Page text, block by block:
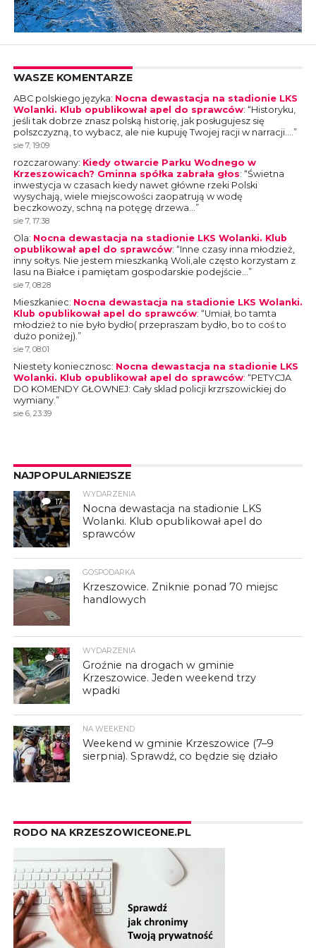
WASZE KOMENTARZE
ABC polskiego języka: Nocna dewastacja na stadionie LKS
Wolanki. Klub opublikował apel do sprawców: “Historyku,
jeśli tak dobrze znasz polską historię, jak posługujesz się
polszczyzną, to wybacz, ale nie kupuję Twojej racji w narracji.… ”
sie 7, 19:09
rozczarowany: Kiedy otwarcie Parku Wodnego w
Krzeszowicach? Gminna spółka zabrała głos: “Świetna
inwestycja w czasach kiedy nawet główne rzeki Polski
wysychają, wiele miejscowości zaopatrują w wodę
beczkowozy, schną na potęgę drzewa… ”
sie 7, 17:38
Ola: Nocna dewastacja na stadionie LKS Wolanki. Klub
opublikował apel do sprawców: “Inne czasy inna młodzież,
inny sołtys. Nie jestem mieszkanką Woli,ale często korzystam z
lasu na Białce i pamiętam gospodarskie podejście… ”
sie 7, 08:28
Mieszkaniec: Nocna dewastacja na stadionie LKS Wolanki.
Klub opublikował apel do sprawców: “Umiał, bo tamta
młodzież to nie było bydło( przepraszam bydło, bo to coś to
dużo poniżej). ”
sie 7, 08:01
Niestety koniecznosc: Nocna dewastacja na stadionie LKS
Wolanki. Klub opublikował apel do sprawców: “PETYCJA
DO KOMENDY GŁOWNEJ: Cały sklad policji krzrszowickiej do
wymiany. ”
sie 6, 23:39
NAJPOPULARNIEJSZE
17
WYDARZENIA
Nocna dewastacja na stadionie LKS
Wolanki. Klub opublikował apel do
sprawców
7
GOSPODARKA
Krzeszowice. Zniknie ponad 70 miejsc
handlowych
3
WYDARZENIA
Groźnie na drogach w gminie
Krzeszowice. Jeden weekend trzy
wpadki
NA WEEKEND
Weekend w gminie Krzeszowice (7–9
sierpnia). Sprawdź, co będzie się działo
RODO NA KRZESZOWICEONE.PL